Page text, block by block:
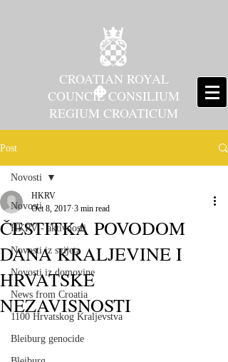
CROATIAN ROYAL
COUNCIL CONSILIUM
REGIUM CROATICUM
Post
Novosti
HKRV - aktivnosti
Novosti iz svijeta
Novosti iz domovine
News from Croatia
1100 Hrvatskog Kraljevstva
Bleiburg genocide
Novosti
ČESTITKA POVODOM
DANA KRALJEVINE I
HRVATSKE
NEZAVISNOSTI
HKRV
Oct 8, 2017 3 min read